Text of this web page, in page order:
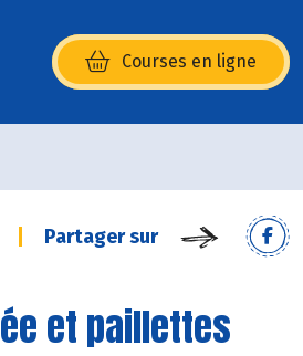
Courses en ligne
(s’ouvre dans une nouvelle
Partager sur
et paillettes